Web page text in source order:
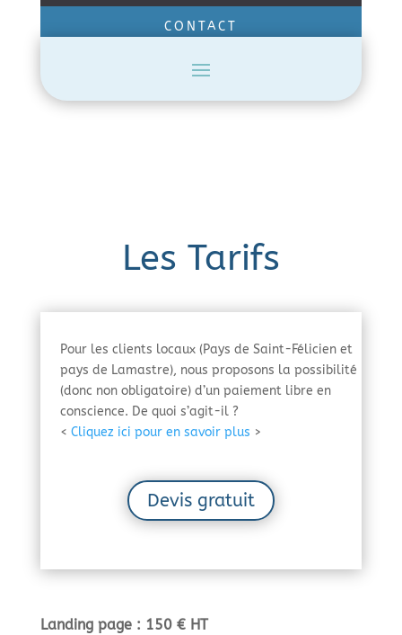
CONTACT
Les Tarifs
Pour les clients locaux (Pays de Saint-Félicien et
pays de Lamastre), nous proposons la possibilité
(donc non obligatoire) d’un paiement libre en
conscience. De quoi s’agit-il ?
< Cliquez ici pour en savoir plus >
Devis gratuit
Landing page : 150 € HT